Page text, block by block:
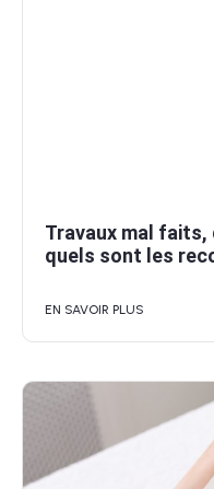
Travaux mal
quels sont les
EN SAVOIR PLUS